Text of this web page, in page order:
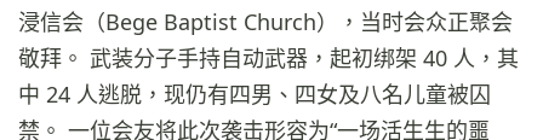
浸信会（Bege Baptist Church），当时会众正聚会
敬拜。 武装分子手持自动武器，起初绑架 40 人，其
中 24 人逃脱，现仍有四男、四女及八名儿童被囚
禁。 一位会友将此次袭击形容为“一场活生生的噩